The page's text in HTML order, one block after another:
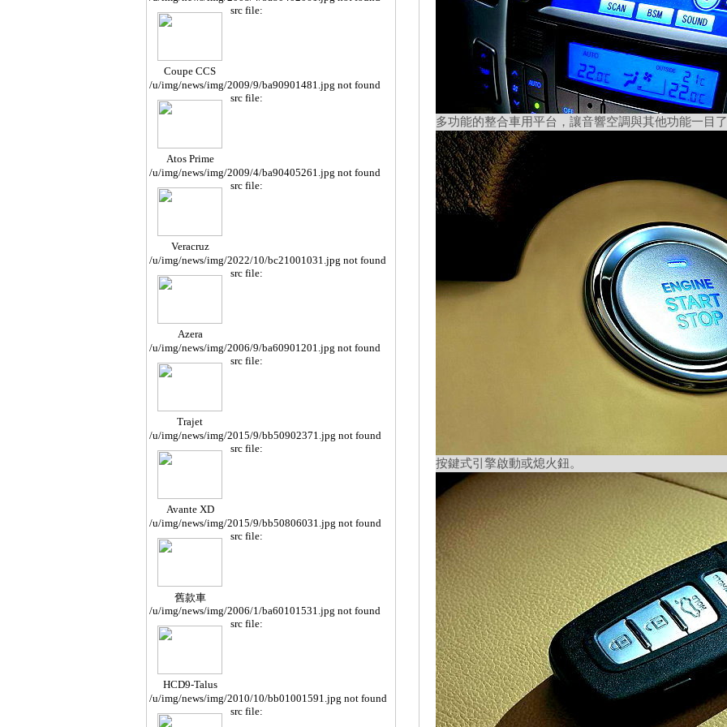
Coupe CCS
src file:
/u/img/news/img/2009/9/ba90901481.jpg not found
Atos Prime
src file:
/u/img/news/img/2009/4/ba90405261.jpg not found
Veracruz
src file:
/u/img/news/img/2022/10/bc21001031.jpg not found
Azera
src file:
/u/img/news/img/2006/9/ba60901201.jpg not found
Trajet
src file:
/u/img/news/img/2015/9/bb50902371.jpg not found
Avante XD
src file:
/u/img/news/img/2015/9/bb50806031.jpg not found
舊款車
src file:
/u/img/news/img/2006/1/ba60101531.jpg not found
HCD9-Talus
src file:
/u/img/news/img/2010/10/bb01001591.jpg not found
src file:
多功能的整合車用平台，讓音響空調與其他功能一目
按鍵式引擎啟動或熄火鈕。